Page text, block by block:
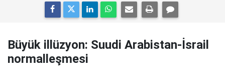
Büyük illüzyon: Suudi Arabistan-İsrail
normalleşmesi